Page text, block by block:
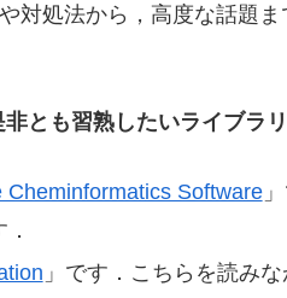
対処法から，高度な話題
とも習熟したいライブラリ
Cheminformatics Software
」です．こちらを読み